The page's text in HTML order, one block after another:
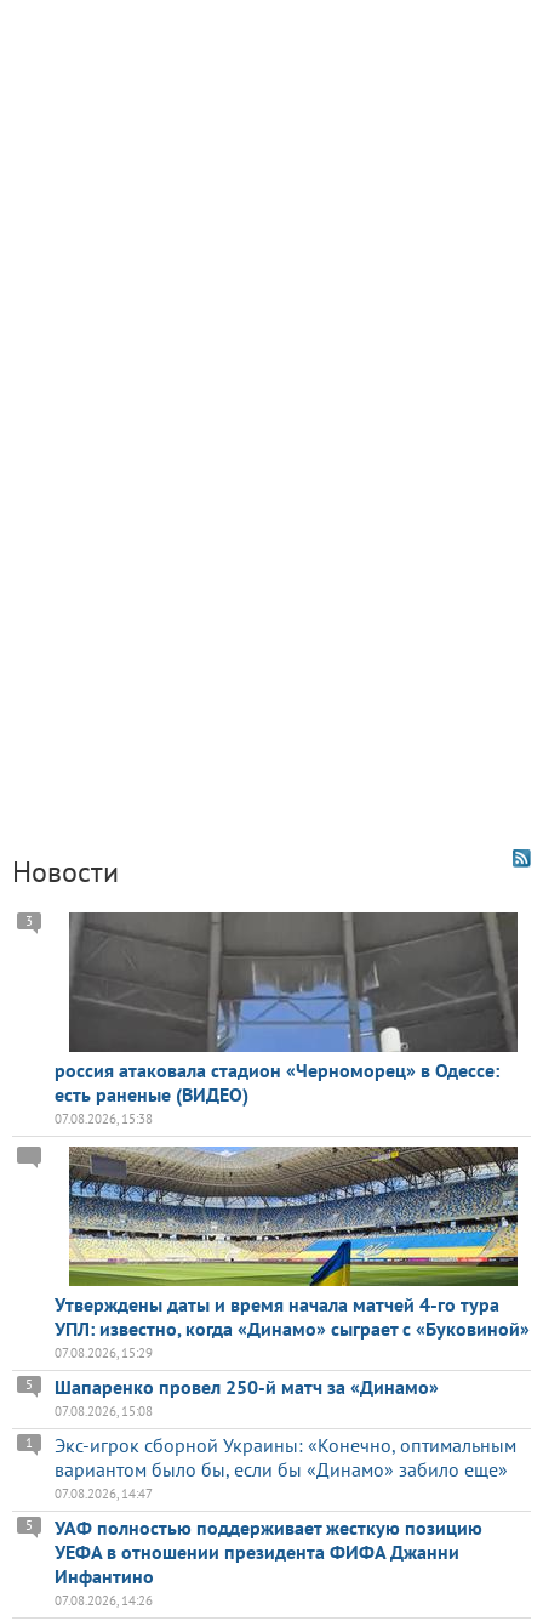
Новости
россия атаковала стадион «Черноморец» в Одессе:
есть раненые (ВИДЕО)
3
07.08.2026, 15:38
Утверждены даты и время начала матчей 4-го тура
УПЛ: известно, когда «Динамо» сыграет с «Буковиной»
07.08.2026, 15:29
Шапаренко провел 250-й матч за «Динамо»
5
07.08.2026, 15:08
Экс-игрок сборной Украины: «Конечно, оптимальным
вариантом было бы, если бы «Динамо» забило еще»
1
07.08.2026, 14:47
УАФ полностью поддерживает жесткую позицию
УЕФА в отношении президента ФИФА Джанни
Инфантино
5
07.08.2026, 14:26